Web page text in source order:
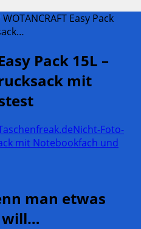
WOTANCRAFT Easy Pack
Pack 15L –
mit
Nicht-Foto-
mit Notebookfach und
man etwas
will…